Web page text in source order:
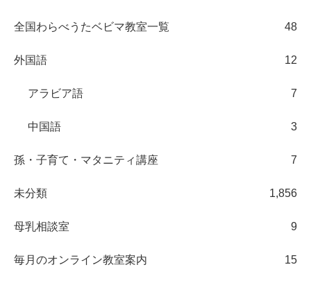
全国わらべうたベビマ教室一覧 48
外国語 12
アラビア語 7
中国語 3
孫・子育て・マタニティ講座 7
未分類 1,856
母乳相談室 9
毎月のオンライン教室案内 15